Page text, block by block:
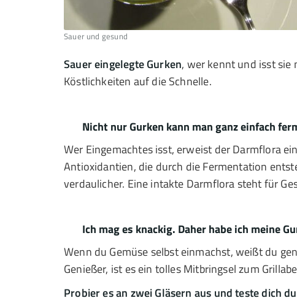
Sauer und gesund
Sauer eingelegte Gurken, wer kennt und isst sie
Köstlichkeiten auf die Schnelle.
Nicht nur Gurken kann man ganz einfach
Wer Eingemachtes isst, erweist der Darmflora
Antioxidantien, die durch die Fermentation
verdaulicher. Eine intakte Darmflora steht für
Ich mag es knackig. Daher habe ich meine
Wenn du Gemüse selbst einmachst, weißt du
Genießer, ist es ein tolles Mitbringsel zum
Probier es an zwei Gläsern aus und teste dich